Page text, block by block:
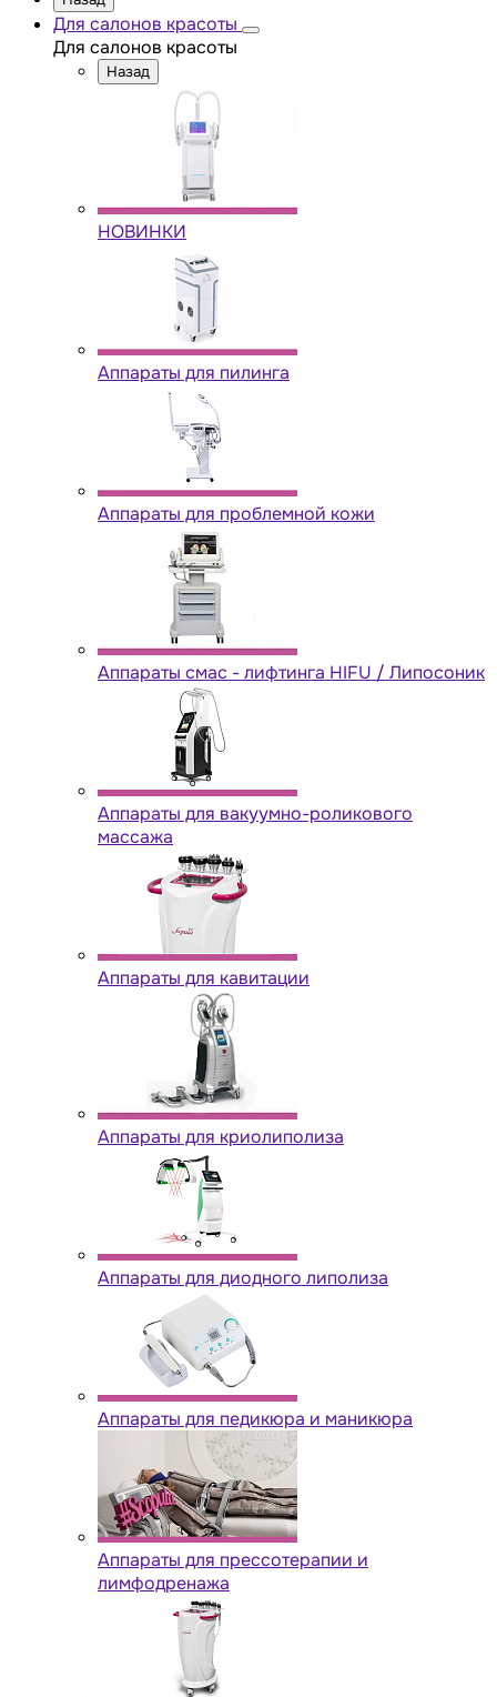
Для салонов красоты
Для салонов красоты
Назад
НОВИНКИ
Аппараты для пилинга
Аппараты для проблемной кожи
Аппараты cмас - лифтинга HIFU / Липосоник
Аппараты для вакуумно-роликового
массажа
Аппараты для кавитации
Аппараты для криолиполиза
Аппараты для диодного липолиза
Аппараты для педикюра и маникюра
Аппараты для прессотерапии и
лимфодренажа